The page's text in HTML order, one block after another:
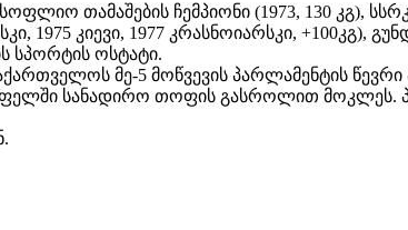
თამაშების ჩემპიონი (1973, 130 კგ),
1975 კიევი, 1977 კრასნოიარსკი, +100კგ),
სპორტის ოსტატი.
მე-5 მოწვევის პარლამენტის
სანადირო თოფის გასროლით მოკლეს.